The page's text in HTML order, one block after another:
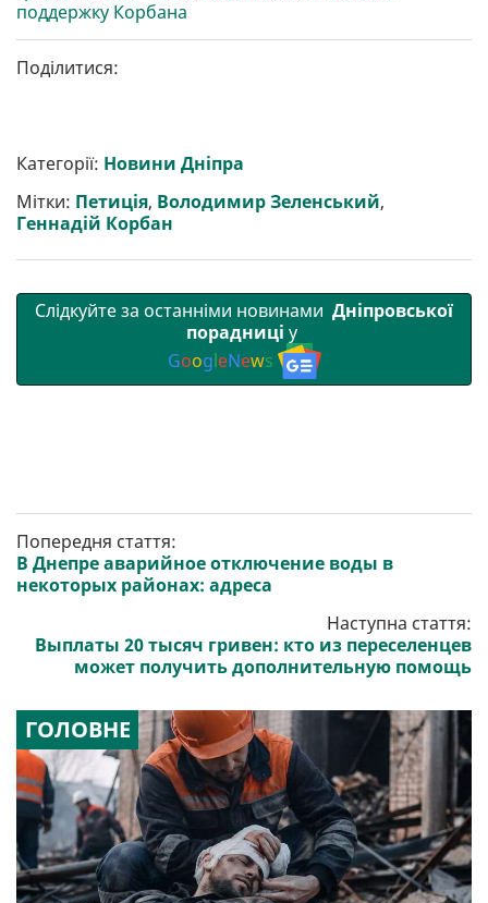
поддержку Корбана
Поділитися:
Категорії: Новини Дніпра
Мітки: Петиція, Володимир Зеленський,
Геннадій Корбан
Слідкуйте за останніми новинами Дніпровської
порадниці у
GoogleNews
Попередня стаття:
В Днепре аварийное отключение воды в
некоторых районах: адреса
Наступна стаття:
Выплаты 20 тысяч гривен: кто из переселенцев
может получить дополнительную помощь
ГОЛОВНЕ